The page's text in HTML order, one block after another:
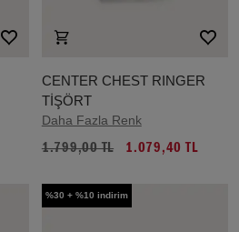
CENTER CHEST RINGER
TİŞÖRT
Daha Fazla Renk
1.799,00 TL 1.079,40 TL
%30 + %10 indirim